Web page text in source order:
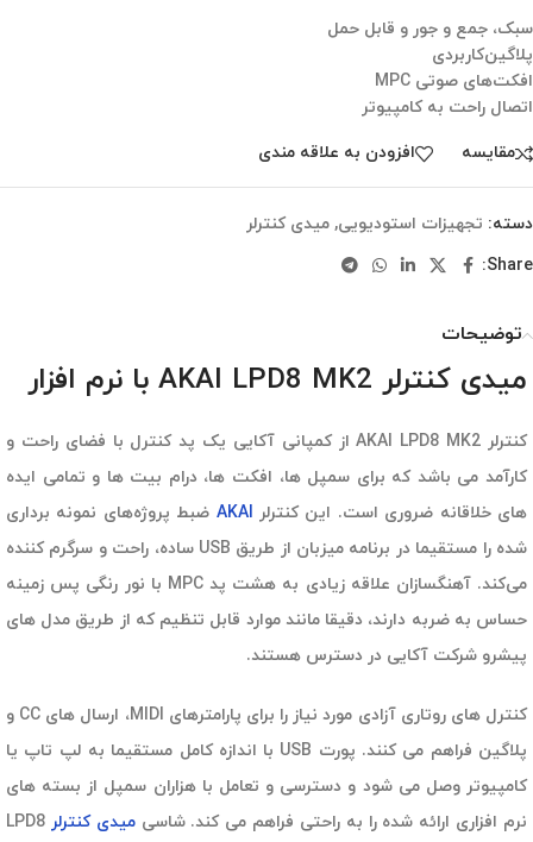
سبک، جمع و جور و قابل حمل
پلاگین‌کاربردی
افکت‌های صوتی MPC
اتصال راحت به کامپیوتر
مقایسه افزودن به علاقه مندی
دسته: تجهیزات استودیویی, میدی کنترلر
Share:
توضیحات
میدی کنترلر AKAI LPD8 MK2 با نرم افزار
کنترلر AKAI LPD8 MK2 از کمپانی آکایی یک پد کنترل با فضای راحت و
کارآمد می باشد که برای سمپل ها، افکت ها، درام بیت ها و تمامی ایده
های خلاقانه ضروری است. این کنترلر AKAI ضبط پروژه‌های نمونه برداری
شده را مستقیما در برنامه میزبان از طریق USB ساده، راحت و سرگرم کننده
می‌کند. آهنگسازان علاقه زیادی به هشت پد MPC با نور رنگی پس زمینه
حساس به ضربه دارند، دقیقا مانند موارد قابل تنظیم که از طریق مدل های
پیشرو شرکت آکایی در دسترس هستند.
کنترل های روتاری آزادی مورد نیاز را برای پارامترهای MIDI، ارسال های CC و
پلاگین فراهم می کنند. پورت USB با اندازه کامل مستقیما به لپ تاپ یا
کامپیوتر وصل می شود و دسترسی و تعامل با هزاران سمپل از بسته های
نرم افزاری ارائه شده را به راحتی فراهم می کند. شاسیمیدی کنترلر LPD8